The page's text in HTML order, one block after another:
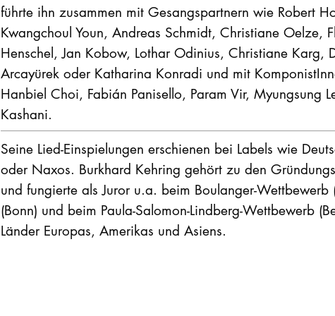
führte ihn zusammen mit Gesangspartnern wie Robert
Kwangchoul Youn, Andreas Schmidt, Christiane Oelze,
Henschel, Jan Kobow, Lothar Odinius, Christiane Karg,
Arcayürek oder Katharina Konradi und mit
Hanbiel Choi, Fabián Panisello, Param Vir, Myungsung
Kashani.
Seine Lied-Einspielungen erschienen bei Labels wie
oder Naxos. Burkhard Kehring gehört zu den
und fungierte als Juror u.a. beim Boulanger-
(Bonn) und beim Paula-Salomon-Lindberg-Wettbewerb
Länder Europas, Amerikas und Asiens.